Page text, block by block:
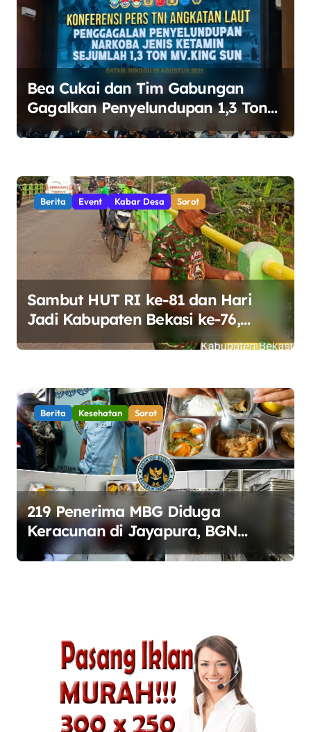
s
Bea Cukai dan Tim Gabungan
Gagalkan Penyelundupan 1,3 Ton
Ketamin di Perairan Bintan
Berita Event Kabar Desa Sorot
Sambut HUT RI ke-81 dan Hari
Jadi Kabupaten Bekasi ke-76,
Pemdes Muara bakti Gotong
Berita Kesehatan Sorot
219 Penerima MBG Diduga
Keracunan di Jayapura, BGN
Perketat Pengawasan Keamanan